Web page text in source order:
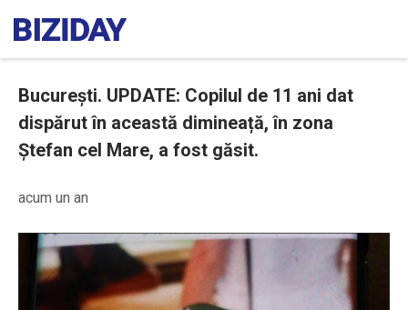
București. UPDATE: Copilul de 11 ani dat
dispărut în această dimineață, în zona
Ștefan cel Mare, a fost găsit.
acum un an